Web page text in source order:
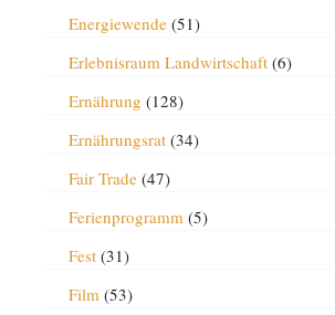
Energiewende(51)
Erlebnisraum Landwirtschaft(6)
Ernährung (128)
Ernährungsrat(34)
Fair Trade(47)
Ferienprogramm(5)
Fest(31)
Film(53)